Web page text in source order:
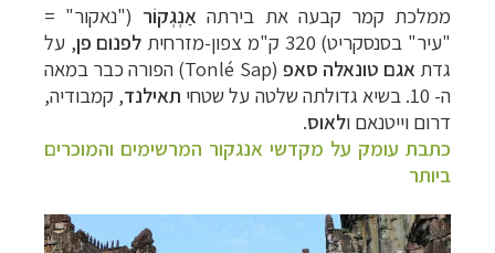
ממלכת קמר קבעה את בירתה אַנְגְקוֹר ("נאקור" =
"עיר" בסנסקריט) 320 ק"מ צפון-מזרחית
לפנום פן, על
גדת אגם טונאלה סאפ (
Tonlé Sap) הפורה כבר במאה
ה- 10.
בשיא גדולתה שלטה על שטחי תאילנד, קמבודיה,
דרום וייטנאם ולאוס.
כתבת עומק על מקדשי אנגקור המרשימים והמוכרים
ביותר